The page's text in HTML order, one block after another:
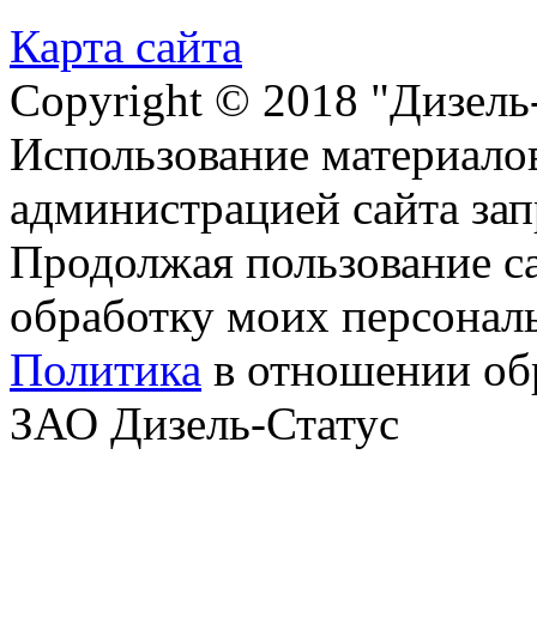
Карта сайта
Copyright © 2018
Использование
администрацией сайта
Продолжая пользование
обработку моих
Политика в отношении
ЗАО Дизель-Статус